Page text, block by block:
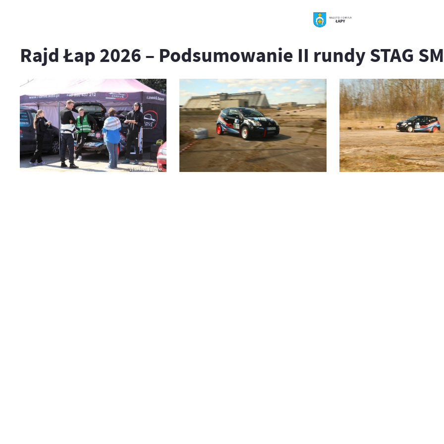
Rajd Łap 2026 – Podsumowanie II rundy STAG